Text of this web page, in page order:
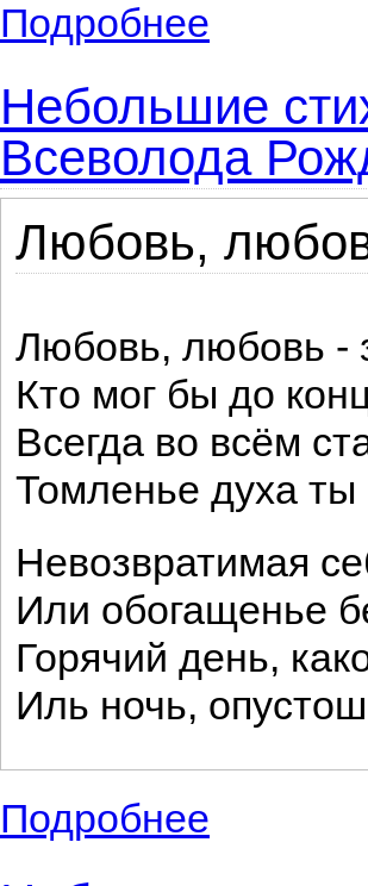
Подробнее
Небольшие
Всеволода
Любовь,
Любовь, любовь -
Кто мог бы до
Всегда во всём
Томленье духа ты
Невозвратимая
Или обогащенье
Горячий день,
Иль ночь,
Подробнее